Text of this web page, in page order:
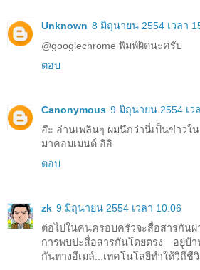
Unknown 8 มิถุนายน 2554 เวลา
@googlechrome พิมพ์ผิดนะครับ
ตอบ
Canonymous 9 มิถุนายน 2554 เว
อ๊ะ อ่านเพลินๆ ผมนึกว่านี่เป็นข่าวใ
มาคอมเมนต์ อิอิ
ตอบ
zk 9 มิถุนายน 2554 เวลา 10:06
ต่อไปในคนครอบครัวจะสื่อสารกัน
การพบปะสื่อสารกันโดยตรง อยู่บ้า
กันทางอีเมล์...เทคโนโลยีทำให้วิถีชีวิ